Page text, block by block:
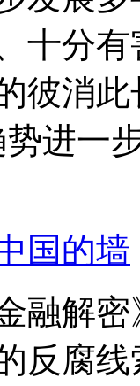
十分
彼消
进一
国的墙
融解
反腐